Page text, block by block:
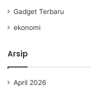
Gadget Terbaru
ekonomi
Arsip
April 2026